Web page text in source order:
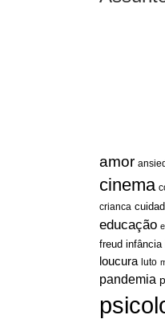
amor
cinema
crianca
educação
freud infância
loucura luto
pandemia